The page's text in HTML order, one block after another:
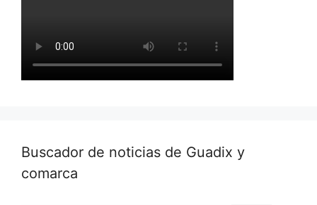
Buscador de noticias de Guadix y
comarca